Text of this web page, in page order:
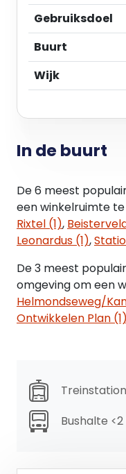
Parkeren
Parkeren kan in
winkelcentrum, die
van de bron-
fungeert. Via de
In nader overleg te
Vanwege de
winkelcentrum zijn
van toepassing.
20,00 per m² per
rechtstreeks via
Passage.
Gebruiksdoel
Buurt
Wijk
In de buurt
De 6 meest
een winkelruimte te
Rixtel (1),
Leonardus (1),
De 3 meest
omgeving om een
Helmondseweg/
Ontwikkelen Plan (1)
Bushalte